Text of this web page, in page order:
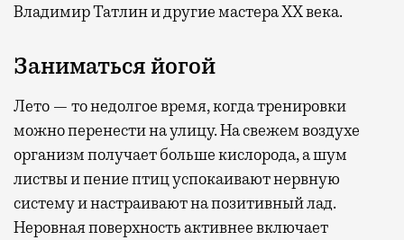
Владимир Татлин и другие мастера XX века.
Заниматься йогой
Лето — то недолгое время, когда тренировки
можно перенести на улицу. На свежем воздухе
организм получает больше кислорода, а шум
листвы и пение птиц успокаивают нервную
систему и настраивают на позитивный лад.
Неровная поверхность активнее включает